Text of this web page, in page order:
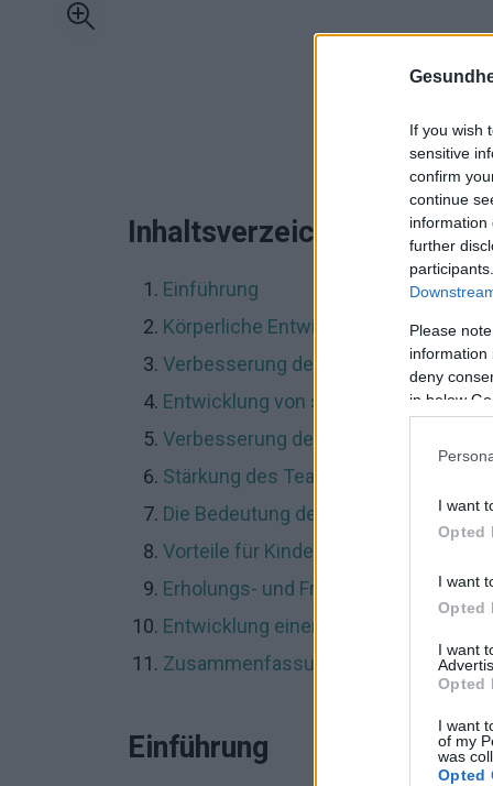
If you wish
sensitive
confirm
continue
information
further
Please
information
deny
in below
I want
Opted
I want
Opted
I want
Opted
I want
of my
was
Opted
Inhaltsverzeichnis
Einführung
Körperliche Entwicklung durch
Verbesserung der
Entwicklung von sozialen Fähigkeiten
Verbesserung der geistigen Fitness
Stärkung des Teamgeistes
Die Bedeutung der Strategie beim
Vorteile für Kinder und Jugendliche
Erholungs- und Freizeitaspekt
Entwicklung einer Sportkarriere
Zusammenfassung
Einführung